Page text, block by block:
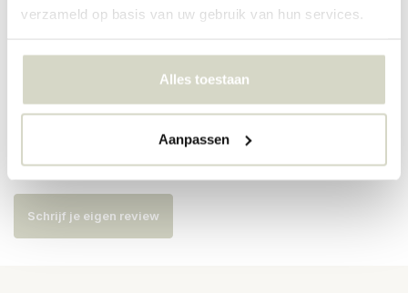
verzameld op basis van uw gebruik van hun services.
Alles toestaan
Aanpassen
SKU 82061689
EAN 5711173338597
Er zijn nog geen reviews geschreven over dit product..
Schrijf je eigen review